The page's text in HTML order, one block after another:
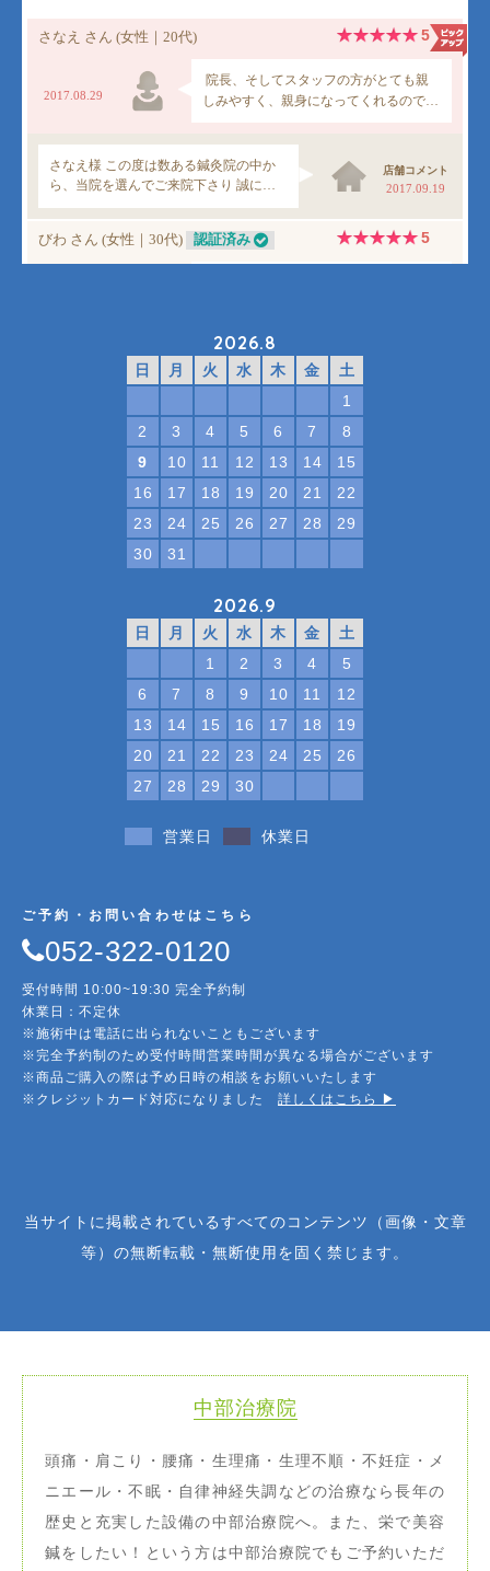
2026.8
日 月 火 水 木 金
土
1
2
3 4 5 6 7
8
9
10 11 12 13 14
15
16
17 18 19 20 21
22
23
24 25 26 27 28
29
30
31
2026.9
日 月 火 水 木 金
土
1
2 3 4
5
6
7 8 9 10 11
12
13
14 15 16 17 18
19
20
21 22 23 24 25
26
27
28 29 30
営業日 休業日
ご予約・お問い合わせはこちら
052-322-0120
受付時間 10:00~19:30 完全予約制
休業日：不定休
※施術中は電話に出られないこともございます
※完全予約制のため受付時間営業時間が異なる場合がございます
※商品ご購入の際は予め日時の相談をお願いいたします
※クレジットカード対応になりました 詳しくはこちら ▶︎
当サイトに掲載されているすべてのコンテンツ（画像・文章
等）の無断転載・無断使用を固く禁じます。
中部治療院
頭痛・肩こり・腰痛・生理痛・生理不順・不妊症・メ
ニエール・不眠・自律神経失調などの治療なら長年の
歴史と充実した設備の中部治療院へ。また、栄で美容
鍼をしたい！という方は中部治療院でもご予約いただ